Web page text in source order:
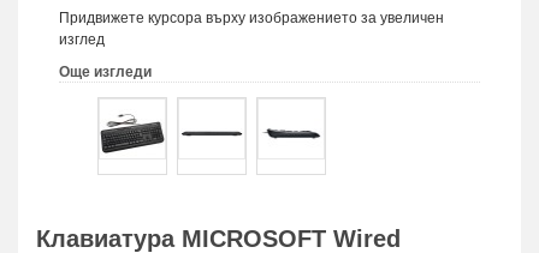
Придвижете курсора върху изображението за увеличен
изглед
Още изгледи
Клавиатура MICROSOFT Wired